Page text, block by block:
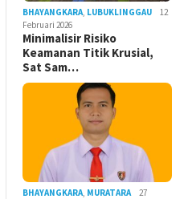
BHAYANGKARA, LUBUKLINGGAU
12
Februari 2026
Minimalisir Risiko
Keamanan Titik Krusial,
Sat Sam…
BHAYANGKARA, MURATARA
27